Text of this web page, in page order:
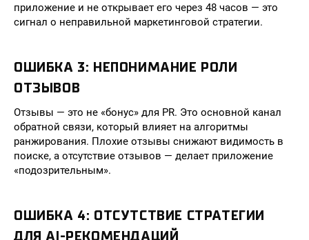
приложение и не открывает его через 48 часов — это
сигнал о неправильной маркетинговой стратегии.
ОШИБКА 3: НЕПОНИМАНИЕ РОЛИ
ОТЗЫВОВ
Отзывы — это не «бонус» для PR. Это основной канал
обратной связи, который влияет на алгоритмы
ранжирования. Плохие отзывы снижают видимость в
поиске, а отсутствие отзывов — делает приложение
«подозрительным».
ОШИБКА 4: ОТСУТСТВИЕ СТРАТЕГИИ
ДЛЯ AI-РЕКОМЕНДАЦИЙ